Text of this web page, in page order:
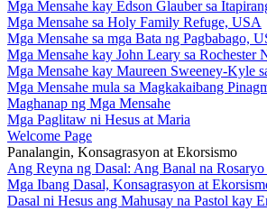
Mga Mensahe kay Edson Glauber sa
Mga Mensahe sa Holy Family Refuge, USA
Mga Mensahe sa mga Bata ng Pagbabago,
Mga Mensahe kay John Leary sa Rochester
Mga Mensahe kay Maureen Sweeney-Kyle
Mga Mensahe mula sa Magkakaibang
Maghanap ng Mga Mensahe
Mga Paglitaw ni Hesus at Maria
Welcome Page
Panalangin, Konsagrasyon at Ekorsismo
Ang Reyna ng Dasal: Ang Banal na Rosaryo
Mga Ibang Dasal, Konsagrasyon at
Dasal ni Hesus ang Mahusay na Pastol kay